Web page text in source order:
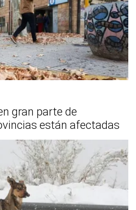
gran parte de
están afectadas